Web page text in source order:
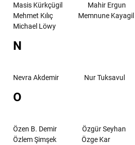
Masis Kürkçügil
Mahir Ergun
Mehmet Kılıç
Memnune Kayagil
Michael Löwy
N
Nevra Akdemir Nur Tuksavul
O
Özen B. Demir
Özgür Seyhan
Özlem Şimşek
Özge Kar